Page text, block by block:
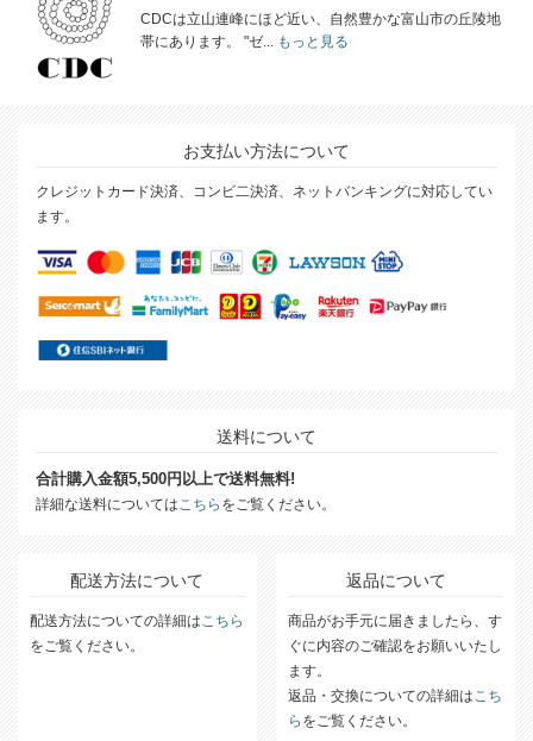
CDCは立山連峰にほど近い、自然豊かな富山市の丘陵地
帯にあります。 "ゼ...もっと見る
お支払い方法について
クレジットカード決済、コンビ二決済、ネットバンキングに対応してい
ます。
送料について
合計購入金額5,500円以上で送料無料!
詳細な送料については こちら をご覧ください。
配送方法について
配送方法についての詳細は こちら
をご覧ください。
返品について
商品がお手元に届きましたら、す
ぐに内容のご確認をお願いいたし
ます。
返品・交換についての詳細は こち
ら をご覧ください。